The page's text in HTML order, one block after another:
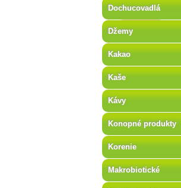
Dochucovadlá
Džemy
Kakao
Kaše
Kávy
Konopné produkty
Korenie
Makrobiotické